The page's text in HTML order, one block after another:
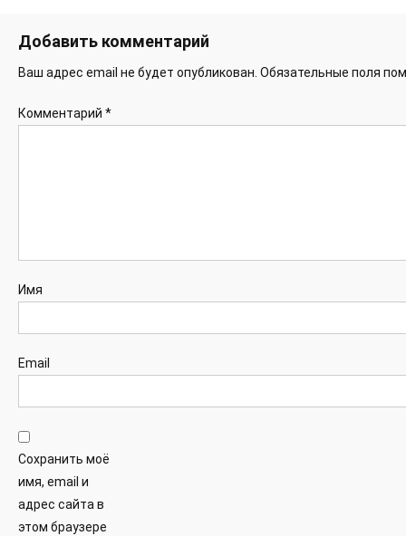
Добавить комментарий
Ваш адрес email не будет опубликован. Обязательные поля
Комментарий *
Имя
Email
Сохранить моё
имя, email и
адрес сайта в
этом браузере